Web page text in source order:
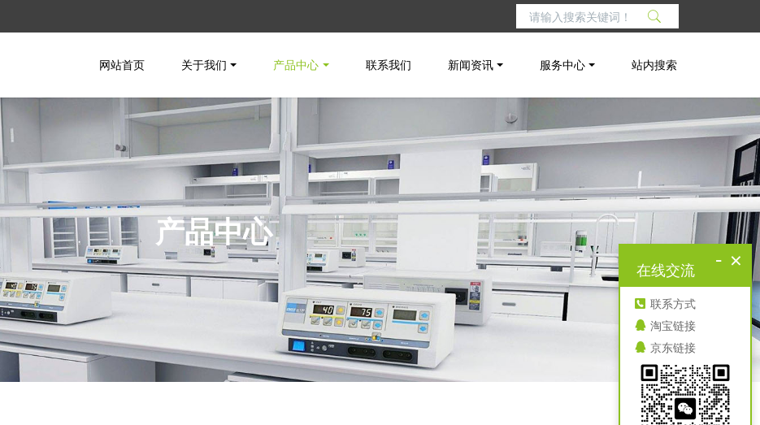
网站首页 关于我们 产品中心 联系我们 新闻资讯 服务中心 站内搜索
产品中心
×
-
在线交流
联系方式
淘宝链接
京东链接